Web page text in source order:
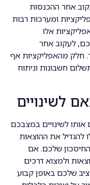
אחר ההכנסות
ומערכות רבות
אלו
לעקוב אחר
חלק מהאפליקציות אף
חשבונות וניתוח
לשינויים
לשינויים במצבכם
להגדיל את ההוצאות
שלכם. אם
ולמצוא דרכים
שלכם באופן קבוע